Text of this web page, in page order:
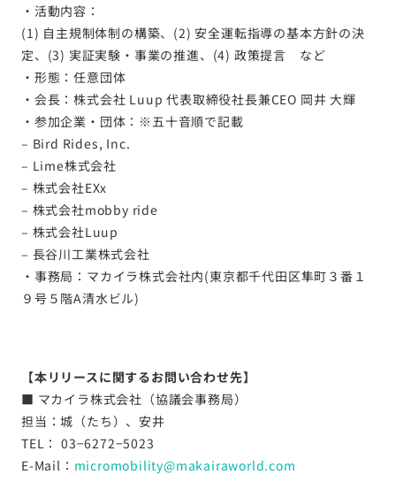
・活動内容：
(1) 自主規制体制の構築、(2) 安全運転指導の基本方針の決
定、(3) 実証実験・事業の推進、(4) 政策提言 など
・形態：任意団体
・会長：株式会社 Luup 代表取締役社長兼CEO 岡井 大輝
・参加企業・団体：※五十音順で記載
– Bird Rides, Inc.
– Lime株式会社
– 株式会社EXx
– 株式会社mobby ride
– 株式会社Luup
– 長谷川工業株式会社
・事務局：マカイラ株式会社内(東京都千代田区隼町３番１
９号５階A清水ビル)
【本リリースに関するお問い合わせ先】
■ マカイラ株式会社（協議会事務局）
担当：城（たち）、安井
TEL： 03−6272−5023
E-Mail： micromobility@makairaworld.com